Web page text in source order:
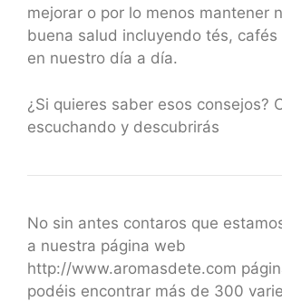
mejorar o por lo menos mantener
buena salud incluyendo tés, cafés
en nuestro día a día.
¿Si quieres saber esos consejos?
escuchando y descubrirás
No sin antes contaros que
a nuestra página web
http://www.aromasdete.com
podéis encontrar más de 300